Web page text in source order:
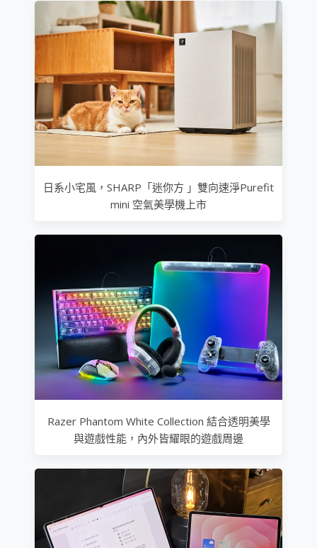
日系小宅風，SHARP「迷你方 」雙向速淨Purefit
mini 空氣美學機上市
Razer Phantom White Collection 結合透明美學
與遊戲性能，內外皆耀眼的遊戲周邊